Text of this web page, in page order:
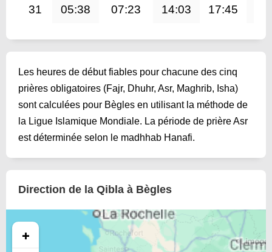
31 05:38 07:23 14:03 17:45
Les heures de début fiables pour chacune des cinq
prières obligatoires (Fajr, Dhuhr, Asr, Maghrib, Isha)
sont calculées pour Bègles en utilisant la méthode de
la Ligue Islamique Mondiale. La période de prière Asr
est déterminée selon le madhhab Hanafi.
Direction de la Qibla à Bègles
+